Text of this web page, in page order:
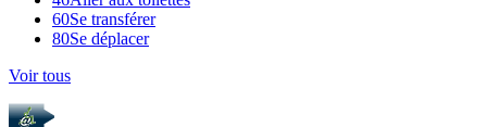
60Se transférer
80Se déplacer
Voir tous